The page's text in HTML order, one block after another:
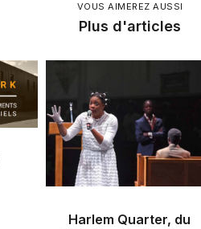
VOUS AIMEREZ AUSSI
Plus d'articles
Harlem Quarter, du